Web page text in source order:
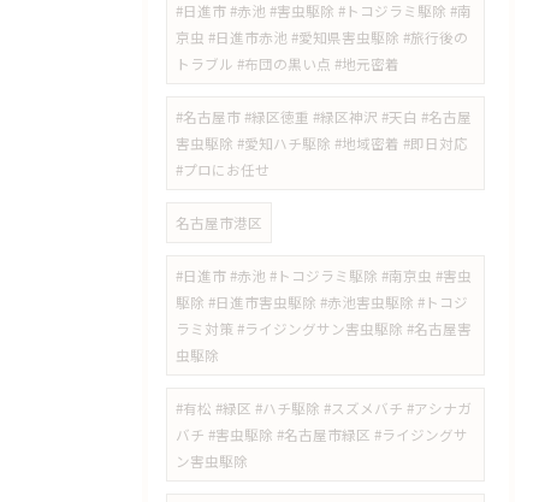
​#日進市 #赤池 #害虫駆除 #トコジラミ駆除 #南
京虫 #日進市赤池 #愛知県害虫駆除 #旅行後の
トラブル #布団の黒い点 #地元密着
#名古屋市 #緑区徳重 #緑区神沢 #天白 #名古屋
害虫駆除 #愛知ハチ駆除 #地域密着 #即日対応
#プロにお任せ
名古屋市港区
#日進市 #赤池 #トコジラミ駆除 #南京虫 #害虫
駆除 #日進市害虫駆除 #赤池害虫駆除 #トコジ
ラミ対策 #ライジングサン害虫駆除 #名古屋害
虫駆除
#有松 #緑区 #ハチ駆除 #スズメバチ #アシナガ
バチ #害虫駆除 #名古屋市緑区 #ライジングサ
ン害虫駆除